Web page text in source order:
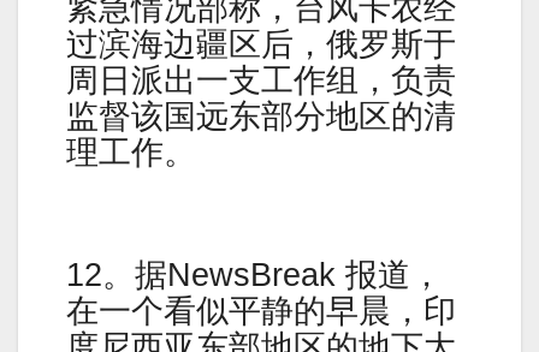
紧急情况部称，台风卡农经
过滨海边疆区后，俄罗斯于
周日派出一支工作组，负责
监督该国远东部分地区的清
理工作。
12。据NewsBreak 报道，
在一个看似平静的早晨，印